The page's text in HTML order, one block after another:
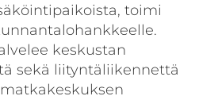
toimi
keskustan
sekä liityntäliikennettä